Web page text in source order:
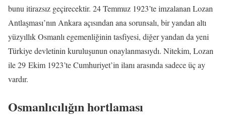
bunu itirazsız geçirecektir. 24 Temmuz 1923’te imzalanan Lozan
Antlaşması’nın Ankara açısından ana sorunsalı, bir yandan altı
yüzyıllık Osmanlı egemenliğinin tasfiyesi, diğer yandan da yeni
Türkiye devletinin kuruluşunun onaylanmasıydı. Nitekim, Lozan
ile 29 Ekim 1923’te Cumhuriyet’in ilanı arasında sadece üç ay
vardır.
Osmanlıcılığın hortlaması